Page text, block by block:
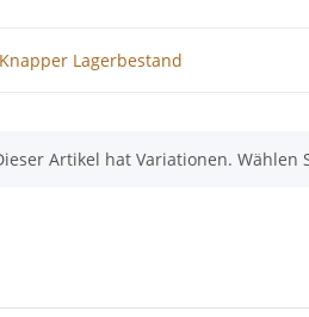
Knapper Lagerbestand
Artikel hat Variationen.